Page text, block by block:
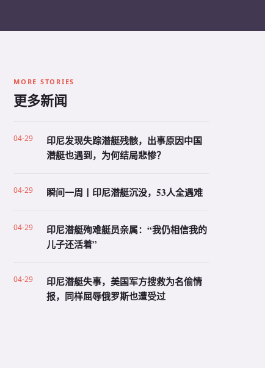
MORE STORIES
更多新闻
04-29
印尼发现失踪潜艇残骸，出事原因中国
潜艇也遇到，为何结局悲惨？
04-29 瞬间一周丨印尼潜艇沉没，53人全遇难
04-29
印尼潜艇殉难艇员亲属：“我仍相信我的
儿子还活着”
04-29
印尼潜艇失事，美国军方搜救为名偷情
报，同样屈辱俄罗斯也遭受过